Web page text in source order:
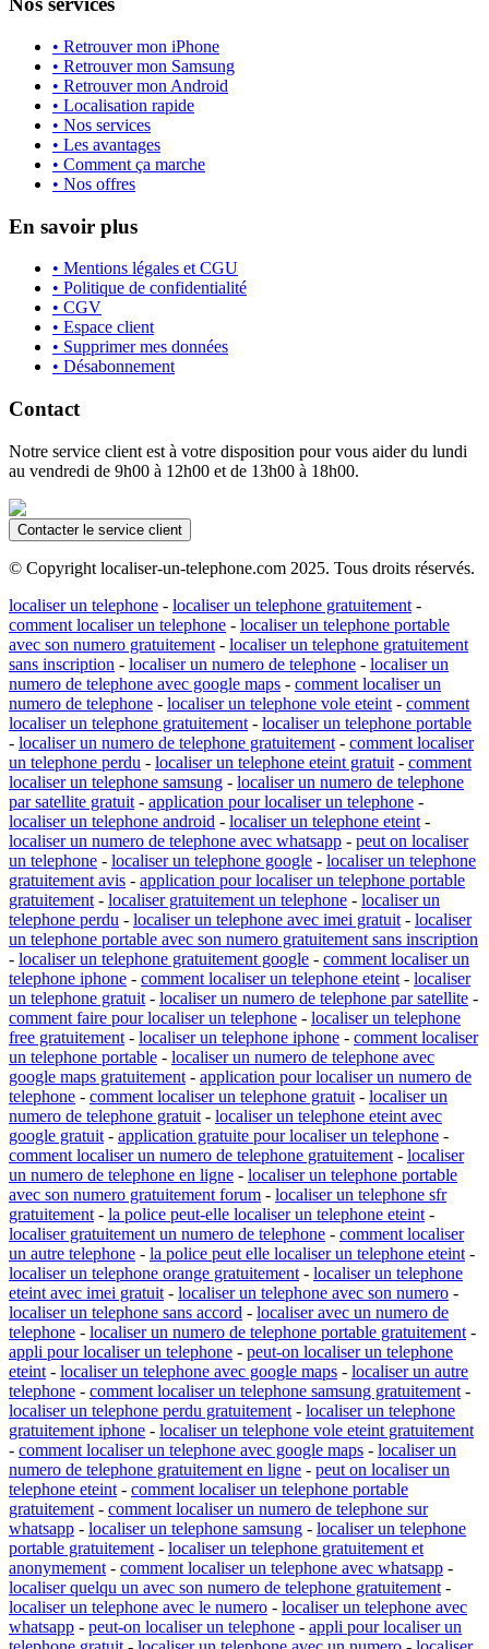
• Retrouver mon iPhone
• Retrouver mon Samsung
• Retrouver mon Android
• Localisation rapide
• Nos services
• Les avantages
• Comment ça marche
• Nos offres
En savoir plus
• Mentions légales et CGU
• Politique de confidentialité
• CGV
• Espace client
• Supprimer mes données
• Désabonnement
Contact
Notre service client est à votre disposition pour vous aider du lundi
au vendredi de 9h00 à 12h00 et de 13h00 à 18h00.
Contacter le service client
© Copyright localiser-un-telephone.com 2025. Tous droits réservés.
localiser un telephone - localiser un telephone gratuitement -
comment localiser un telephone - localiser un telephone portable
avec son numero gratuitement - localiser un telephone gratuitement
sans inscription - localiser un numero de telephone - localiser un
numero de telephone avec google maps - comment localiser un
numero de telephone - localiser un telephone vole eteint - comment
localiser un telephone gratuitement - localiser un telephone portable
- localiser un numero de telephone gratuitement - comment localiser
un telephone perdu - localiser un telephone eteint gratuit - comment
localiser un telephone samsung - localiser un numero de telephone
par satellite gratuit - application pour localiser un telephone -
localiser un telephone android - localiser un telephone eteint -
localiser un numero de telephone avec whatsapp - peut on localiser
un telephone - localiser un telephone google - localiser un telephone
gratuitement avis - application pour localiser un telephone portable
gratuitement - localiser gratuitement un telephone - localiser un
telephone perdu - localiser un telephone avec imei gratuit - localiser
un telephone portable avec son numero gratuitement sans inscription
- localiser un telephone gratuitement google - comment localiser un
telephone iphone - comment localiser un telephone eteint - localiser
un telephone gratuit - localiser un numero de telephone par satellite -
comment faire pour localiser un telephone - localiser un telephone
free gratuitement - localiser un telephone iphone - comment localiser
un telephone portable - localiser un numero de telephone avec
google maps gratuitement - application pour localiser un numero de
telephone - comment localiser un telephone gratuit - localiser un
numero de telephone gratuit - localiser un telephone eteint avec
google gratuit - application gratuite pour localiser un telephone -
comment localiser un numero de telephone gratuitement - localiser
un numero de telephone en ligne - localiser un telephone portable
avec son numero gratuitement forum - localiser un telephone sfr
gratuitement - la police peut-elle localiser un telephone eteint -
localiser gratuitement un numero de telephone - comment localiser
un autre telephone - la police peut elle localiser un telephone eteint -
localiser un telephone orange gratuitement - localiser un telephone
eteint avec imei gratuit - localiser un telephone avec son numero -
localiser un telephone sans accord - localiser avec un numero de
telephone - localiser un numero de telephone portable gratuitement -
appli pour localiser un telephone - peut-on localiser un telephone
eteint - localiser un telephone avec google maps - localiser un autre
telephone - comment localiser un telephone samsung gratuitement -
localiser un telephone perdu gratuitement - localiser un telephone
gratuitement iphone - localiser un telephone vole eteint gratuitement
- comment localiser un telephone avec google maps - localiser un
numero de telephone gratuitement en ligne - peut on localiser un
telephone eteint - comment localiser un telephone portable
gratuitement - comment localiser un numero de telephone sur
whatsapp - localiser un telephone samsung - localiser un telephone
portable gratuitement - localiser un telephone gratuitement et
anonymement - comment localiser un telephone avec whatsapp -
localiser quelqu un avec son numero de telephone gratuitement -
localiser un telephone avec le numero - localiser un telephone avec
whatsapp - peut-on localiser un telephone - appli pour localiser un